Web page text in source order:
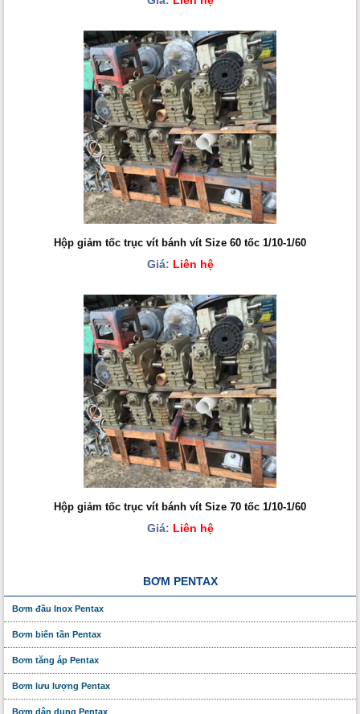
Hộp giảm tốc trục vít bánh vít Size 60 tốc 1/10-1/60
Giá: Liên hệ
Hộp giảm tốc trục vít bánh vít Size 70 tốc 1/10-1/60
Giá: Liên hệ
BƠM PENTAX
Bơm đầu Inox Pentax
Bơm biến tần Pentax
Bơm tăng áp Pentax
Bơm lưu lượng Pentax
Bơm dân dụng Pentax